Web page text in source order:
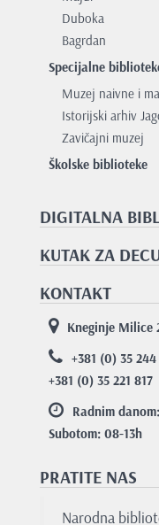
Duboka
Bagrdan
Specijalne
Muzej naivne i
Istorijski arhiv
Zavičajni muzej
Školske biblioteke
DIGITALNA
KUTAK ZA DECU
KONTAKT
Kneginje Milice
+381 (0) 35
+381 (0) 35 221 817
Radnim
Subotom: 08-13h
PRATITE NAS
Narodna